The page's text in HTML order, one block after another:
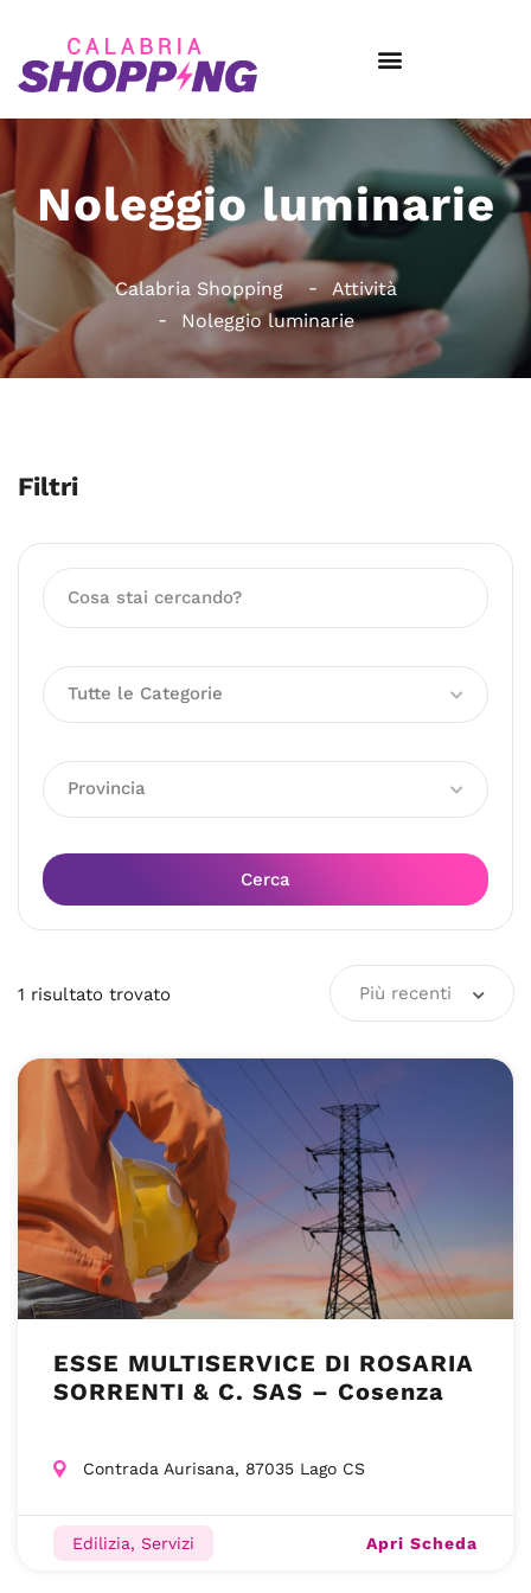
Noleggio luminarie
Calabria Shopping
Attività
Noleggio luminarie
Filtri
Tutte le Categorie
Provincia
Cerca
1 risultato trovato Più recenti
ESSE MULTISERVICE DI ROSARIA
SORRENTI & C. SAS – Cosenza
Contrada Aurisana, 87035 Lago CS
Edilizia, Servizi Apri Scheda